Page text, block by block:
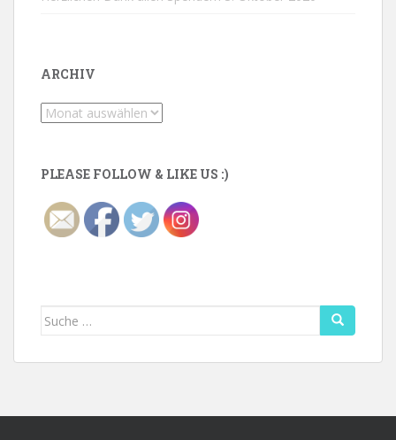
ARCHIV
Archiv
PLEASE FOLLOW & LIKE US :)
Suche